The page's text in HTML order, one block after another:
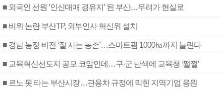
■ 외국인 선원 ‘인신매매 경유지’ 된 부산…우려가 현실로
■ 비위 논란 부산TP, 외부인사 혁신위 설치
■ 경남 농정 비전 ‘잘 사는 농촌’…스마트팜 1000㏊까지 늘린다
■ 교육혁신선도지 공모 코앞인데…구·군 난색에 교육청 ‘쩔쩔’
■ 르노 못 타는 부산시장…관용차 규정에 막힌 지역기업 응원